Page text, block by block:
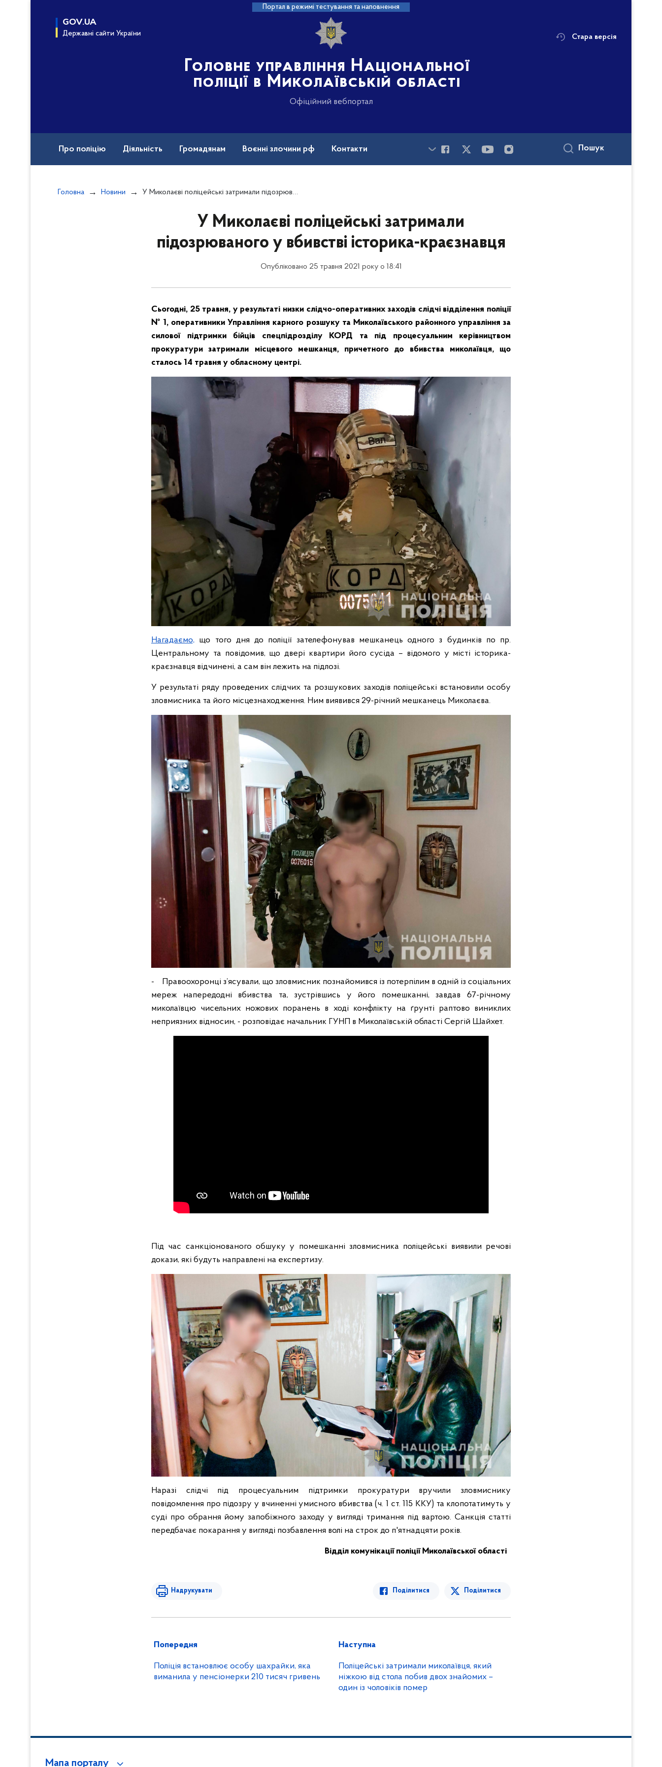
Портал в режимі тестування та наповнення
GOV.UA
Державні сайти України
Головне управління Національної
поліції в Миколаївській області
Офіційний вебпортал
Стара версія
Про поліцію Діяльність Громадянам Воєнні злочини рф Контакти Пошук
Головна Новини У Миколаєві поліцейські затримали підозрюваного у вбивстві історика-краєзнавця
У Миколаєві поліцейські затримали
підозрюваного у вбивстві історика-краєзнавця
Опубліковано 25 травня 2021 року о 18:41
Сьогодні, 25 травня, у результаті низки слідчо-оперативних заходів слідчі відділення поліції
№ 1, оперативники Управління карного розшуку та Миколаївського районного управління за
силової підтримки бійців спецпідрозділу КОРД та під процесуальним керівництвом
прокуратури затримали місцевого мешканця, причетного до вбивства миколаївця, що
сталось 14 травня у обласному центрі.
Нагадаємо, що того дня до поліції зателефонував мешканець одного з будинків по пр.
Центральному та повідомив, що двері квартири його сусіда – відомого у місті історика-
краєзнавця відчинені, а сам він лежить на підлозі.
У результаті ряду проведених слідчих та розшукових заходів поліцейські встановили особу
зловмисника та його місцезнаходження. Ним виявився 29-річний мешканець Миколаєва.
- Правоохоронці з’ясували, що зловмисник познайомився із потерпілим в одній із соціальних
мереж напередодні вбивства та, зустрівшись у його помешканні, завдав 67-річному
миколаївцю чисельних ножових поранень в ході конфлікту на ґрунті раптово виниклих
неприязних відносин, - розповідає начальник ГУНП в Миколаївській області Сергій Шайхет.
Під час санкціонованого обшуку у помешканні зловмисника поліцейські виявили речові
докази, які будуть направлені на експертизу.
Наразі слідчі під процесуальним підтримки прокуратури вручили зловмиснику
повідомлення про підозру у вчиненні умисного вбивства (ч. 1 ст. 115 ККУ) та клопотатимуть у
суді про обрання йому запобіжного заходу у вигляді тримання під вартою. Санкція статті
передбачає покарання у вигляді позбавлення волі на строк до п'ятнадцяти років.
Відділ комунікації поліції Миколаївської області
Надрукувати Поділитися Поділитися
Попередня
Поліція встановлює особу шахрайки, яка
виманила у пенсіонерки 210 тисяч гривень
Наступна
Поліцейські затримали миколаївця, який
ніжкою від стола побив двох знайомих –
один із чоловіків помер
Мапа порталу